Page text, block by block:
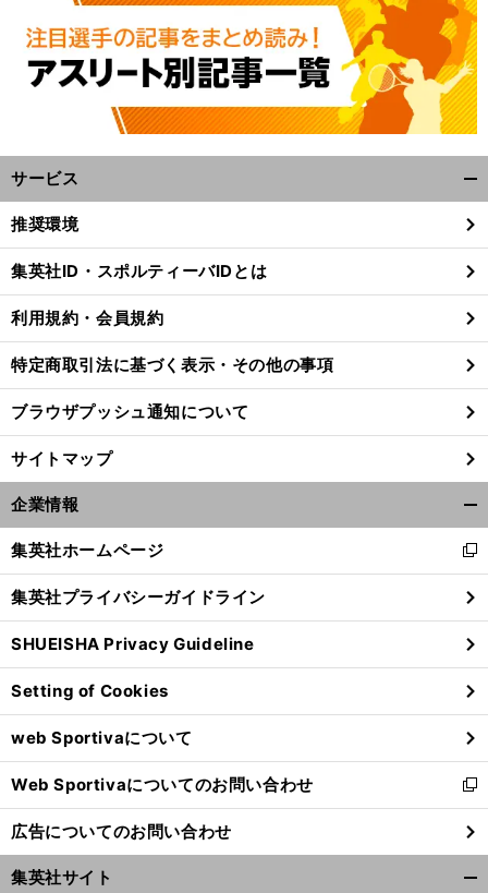
ピ
前
サービス
閉
る
推奨環境
集英社ID・スポルティーバIDとは
利用規約・会員規約
特定商取引法に基づく表示・その他の事項
ブラウザプッシュ通知について
サイトマップ
企業情報
閉
る
集英社ホームページ
新
し
い
ウ
ィ
ン
ド
ウ
で
開
く
集英社プライバシーガイドライン
SHUEISHA Privacy Guideline
Setting of Cookies
web Sportivaについて
Web Sportivaについてのお問い合わせ
新
し
い
ウ
ィ
広告についてのお問い合わせ
集英社サイト